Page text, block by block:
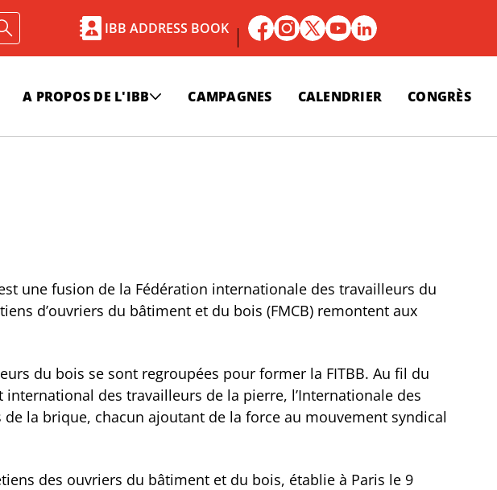
IBB ADDRESS BOOK
A PROPOS DE L'IBB CAMPAGNES CALENDRIER CONGRÈS
une fusion de la Fédération internationale des travailleurs du
d’ouvriers du bâtiment et du bois (FMCB) remontent aux
du bois se sont regroupées pour former la FITBB. Au fil du
des travailleurs de la pierre, l’Internationale des
la brique, chacun ajoutant de la force au mouvement syndical
des ouvriers du bâtiment et du bois, établie à Paris le 9